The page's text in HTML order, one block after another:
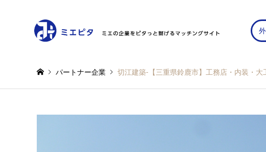
パートナー企業 切江建築-【三重県鈴鹿市】工務店・内装・大